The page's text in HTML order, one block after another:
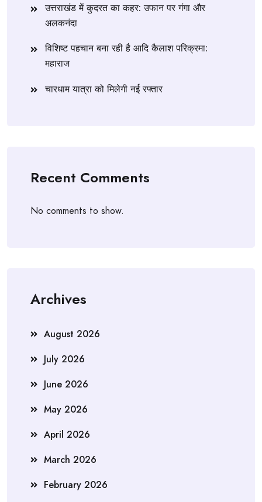
उत्तराखंड में कुदरत का कहर: उफान पर गंगा और
अलकनंदा
विशिष्ट पहचान बना रही है आदि कैलाश परिक्रमा:
महाराज
चारधाम यात्रा को मिलेगी नई रफ्तार
Recent Comments
No comments to show.
Archives
August 2026
July 2026
June 2026
May 2026
April 2026
March 2026
February 2026